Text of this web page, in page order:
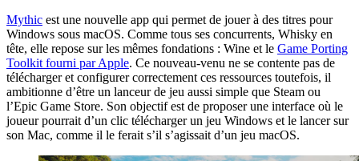
Mythic est une nouvelle app qui permet de jouer à des titres pour
Windows sous macOS. Comme tous ses concurrents, Whisky en
tête, elle repose sur les mêmes fondations : Wine et le Game Porting
Toolkit fourni par Apple. Ce nouveau-venu ne se contente pas de
télécharger et configurer correctement ces ressources toutefois, il
ambitionne d’être un lanceur de jeu aussi simple que Steam ou
l’Epic Game Store. Son objectif est de proposer une interface où le
joueur pourrait d’un clic télécharger un jeu Windows et le lancer sur
son Mac, comme il le ferait s’il s’agissait d’un jeu macOS.